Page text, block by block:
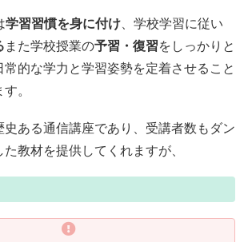
学習習慣を身に付け、学校学習に従い
また学校授業の予習・復習をしっかりと
的な学力と学習姿勢を定着させること
。
史ある通信講座であり、受講者数もダン
教材を提供してくれますが、